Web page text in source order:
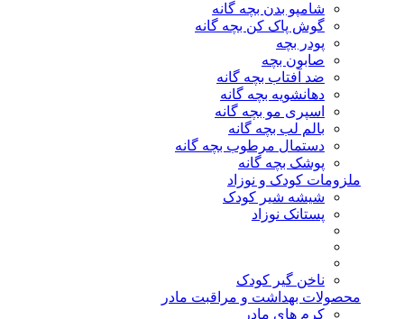
شامپو بدن بچه گانه
گوش پاک کن بچه گانه
پودر بچه
صابون بچه
ضد آفتاب بچه گانه
دهانشویه بچه گانه
اسپری مو بچه گانه
بالم لب بچه گانه
دستمال مرطوب بچه گانه
پوشک بچه گانه
ملزومات کودک و نوزاد
شیشه شیر کودک
پستانک نوزاد
ناخن گیر کودک
محصولات بهداشت و مراقبت مادر
کرم های مادر